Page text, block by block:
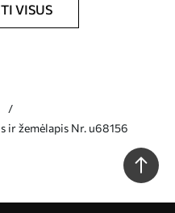
VISUS
ir žemėlapis Nr. u68156